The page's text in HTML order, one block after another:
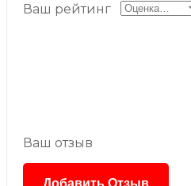
Ваш рейтинг
Ваш отзыв